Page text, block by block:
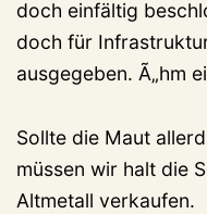
doch einfältig
doch für
ausgegeben. Ã„hm
Sollte die Maut
müssen wir halt die
Altmetall verkaufen.